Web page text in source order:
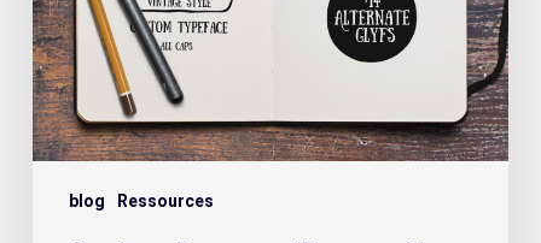
blog Ressources